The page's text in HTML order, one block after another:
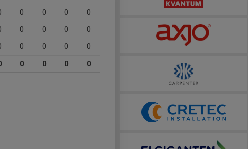
0 0 0
0
0 0 0
0
0 0 0
0
0 0 0 0